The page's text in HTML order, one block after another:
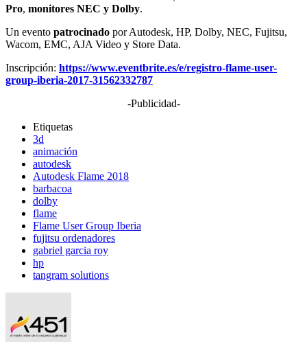
Pro, monitores NEC y Dolby.
Un evento patrocinado por Autodesk, HP, Dolby, NEC, Fujitsu,
Wacom, EMC, AJA Video y Store Data.
Inscripción: https://www.eventbrite.es/e/registro-flame-user-
group-iberia-2017-31562332787
-Publicidad-
Etiquetas
3d
animación
autodesk
Autodesk Flame 2018
barbacoa
dolby
flame
Flame User Group Iberia
fujitsu ordenadores
gabriel garcia roy
hp
tangram solutions